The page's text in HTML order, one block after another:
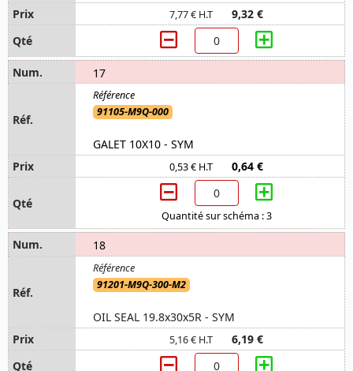
7,77 € H.T 9,32 €
17
91105-M9Q-000
GALET 10X10 - SYM
0,53 € H.T 0,64 €
Quantité sur schéma : 3
18
91201-M9Q-300-M2
OIL SEAL 19.8x30x5R - SYM
5,16 € H.T 6,19 €